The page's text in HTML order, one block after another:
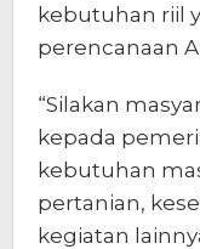
kebutuhan riil
perencanaan
“Silakan
kepada
kebutuhan
pertanian,
kegiatan